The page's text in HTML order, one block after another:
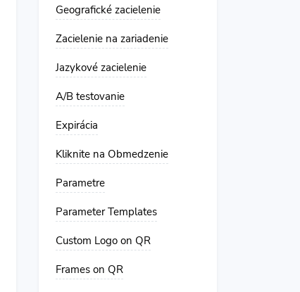
Geografické zacielenie
Zacielenie na zariadenie
Jazykové zacielenie
A/B testovanie
Expirácia
Kliknite na Obmedzenie
Parametre
Parameter Templates
Custom Logo on QR
Frames on QR